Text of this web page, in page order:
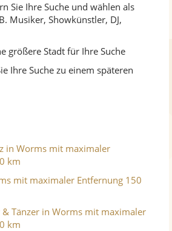
Sie Ihre Suche und wählen als
Musiker, Showkünstler, DJ,
größere Stadt für Ihre Suche
Ihre Suche zu einem späteren
in Worms mit maximaler
km
mit maximaler Entfernung 150
& Tänzer in Worms mit maximaler
km